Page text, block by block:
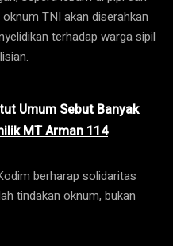
TNI akan diserahkan
terhadap warga sipil
Umum Sebut Banyak
MT Arman 114
berharap solidaritas
tindakan oknum, bukan